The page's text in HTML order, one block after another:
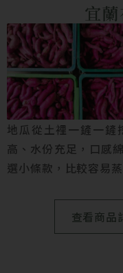
宜
地瓜從土裡一鏟一鏟
高、水份充足，口感
選小條款，比較容易
查看商品